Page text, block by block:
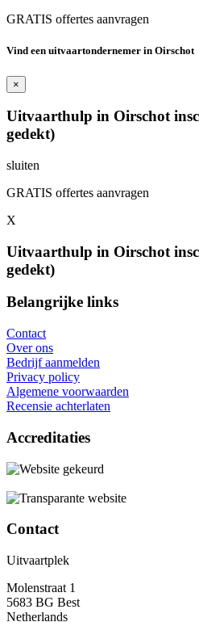
GRATIS offertes aanvragen
Vind een uitvaartondernemer in Oirschot
×
Uitvaarthulp in Oirschot
gedekt)
sluiten
GRATIS offertes aanvragen
X
Uitvaarthulp in Oirschot
gedekt)
Belangrijke links
Contact
Over ons
Bedrijf aanmelden
Privacy policy
Algemene voorwaarden
Recensie achterlaten
Accreditaties
Contact
Uitvaartplek
Molenstraat 1
5683 BG Best
Netherlands